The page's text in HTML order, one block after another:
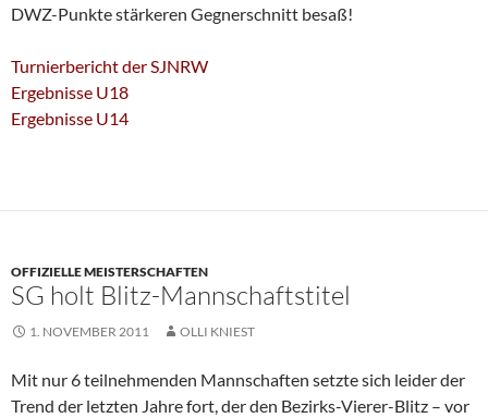
DWZ-Punkte stärkeren Gegnerschnitt besaß!
Turnierbericht der SJNRW
Ergebnisse U18
Ergebnisse U14
OFFIZIELLE MEISTERSCHAFTEN
SG holt Blitz-Mannschaftstitel
1. NOVEMBER 2011 OLLI KNIEST
Mit nur 6 teilnehmenden Mannschaften setzte sich leider der
Trend der letzten Jahre fort, der den Bezirks-Vierer-Blitz – vor